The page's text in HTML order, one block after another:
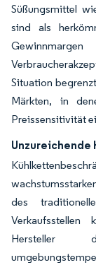
Süßungsmittel
sind als
Situation
Märkten, in
Preissensitivität
des
Verkaufsstellen
Hersteller